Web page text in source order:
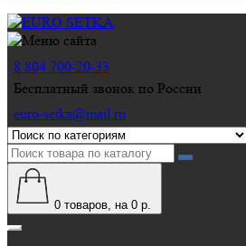
8 804 700-20-33
Бесплатный звонок по России
euro-setka@mail.ru
0 товаров, на 0 р.